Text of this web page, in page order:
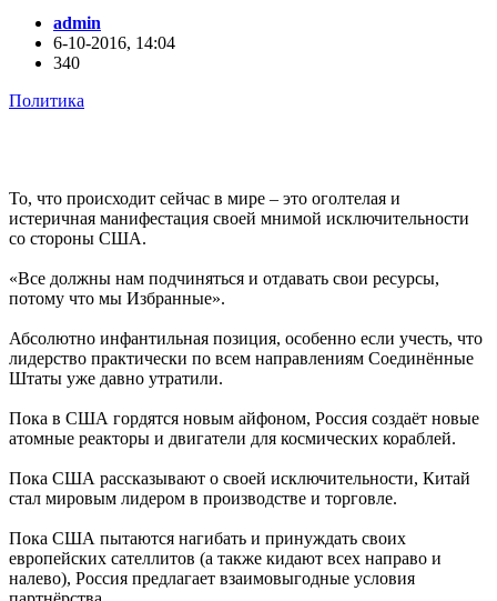
admin
6-10-2016, 14:04
340
Политика
То, что происходит сейчас в мире – это оголтелая и
истеричная манифестация своей мнимой исключительности
со стороны США.
«Все должны нам подчиняться и отдавать свои ресурсы,
потому что мы Избранные».
Абсолютно инфантильная позиция, особенно если учесть, что
лидерство практически по всем направлениям Соединённые
Штаты уже давно утратили.
Пока в США гордятся новым айфоном, Россия создаёт новые
атомные реакторы и двигатели для космических кораблей.
Пока США рассказывают о своей исключительности, Китай
стал мировым лидером в производстве и торговле.
Пока США пытаются нагибать и принуждать своих
европейских сателлитов (а также кидают всех направо и
налево), Россия предлагает взаимовыгодные условия